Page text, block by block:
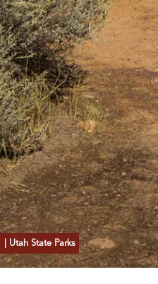
| Utah State Parks